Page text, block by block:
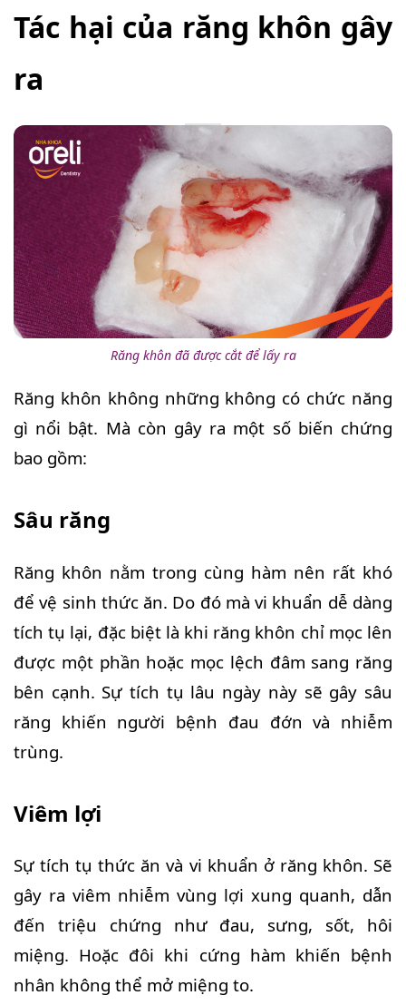
Tác hại của răng khôn gây
ra
Răng khôn đã được cắt để lấy ra
Răng khôn không những không có chức năng
gì nổi bật. Mà còn gây ra một số biến chứng
bao gồm:
Sâu răng
Răng khôn nằm trong cùng hàm nên rất khó
để vệ sinh thức ăn. Do đó mà vi khuẩn dễ dàng
tích tụ lại, đặc biệt là khi răng khôn chỉ mọc lên
được một phần hoặc mọc lệch đâm sang răng
bên cạnh. Sự tích tụ lâu ngày này sẽ gây sâu
răng khiến người bệnh đau đớn và nhiễm
trùng.
Viêm lợi
Sự tích tụ thức ăn và vi khuẩn ở răng khôn. Sẽ
gây ra viêm nhiễm vùng lợi xung quanh, dẫn
đến triệu chứng như đau, sưng, sốt, hôi
miệng. Hoặc đôi khi cứng hàm khiến bệnh
nhân không thể mở miệng to.